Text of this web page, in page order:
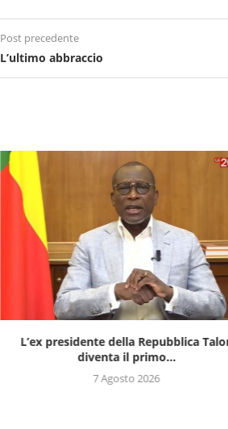
Post precedente
L’ultimo abbraccio
L’ex presidente della Repubblica
diventa il primo...
7 Agosto 2026